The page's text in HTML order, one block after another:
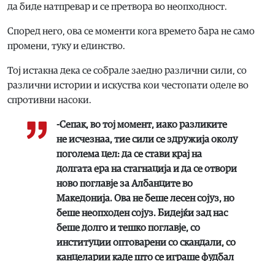
да биде натпревар и се претвора во неопходност.
Според него, ова се моменти кога времето бара не само
промени, туку и единство.
Тој истакна дека се собрале заедно различни сили, со
различни истории и искуства кои честопати оделе во
спротивни насоки.
-Сепак, во тој момент, иако разликите
не исчезнаа, тие сили се здружија околу
поголема цел: да се стави крај на
долгата ера на стагнација и да се отвори
ново поглавје за Албанците во
Македонија. Ова не беше лесен сојуз, но
беше неопходен сојуз. Бидејќи зад нас
беше долго и тешко поглавје, со
институции оптоварени со скандали, со
канцеларии каде што се играше фудбал